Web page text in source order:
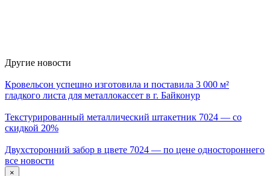
Другие новости
Кровельсон успешно изготовила и поставила 3 000 м²
гладкого листа для металлокассет в г. Байконур
Текстурированный металлический штакетник 7024 — со
скидкой 20%
Двухсторонний забор в цвете 7024 — по цене одностороннего
все новости
×